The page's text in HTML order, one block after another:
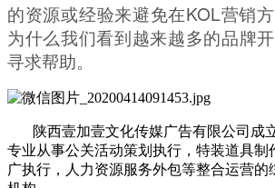
的资源或经验来避免在KOL营销
为什么我们看到越来越多的品牌
寻求帮助。
陕西壹加壹文化传媒广告有限公司成
专业从事公关活动策划执行，特装道具制
广执行，人力资源服务外包等整合运营的